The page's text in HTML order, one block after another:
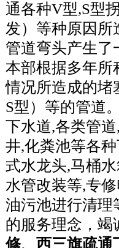
通各种V型,S型
发）等种原因所
管道弯头产生了
本部根据多年所
情况所造成的堵
S型）等的管道
下水道,各类管
井,化粪池等各
式水龙头,马桶
水管改装等,专
油污池进行清理
的服务理念，竭
修、西三旗疏通